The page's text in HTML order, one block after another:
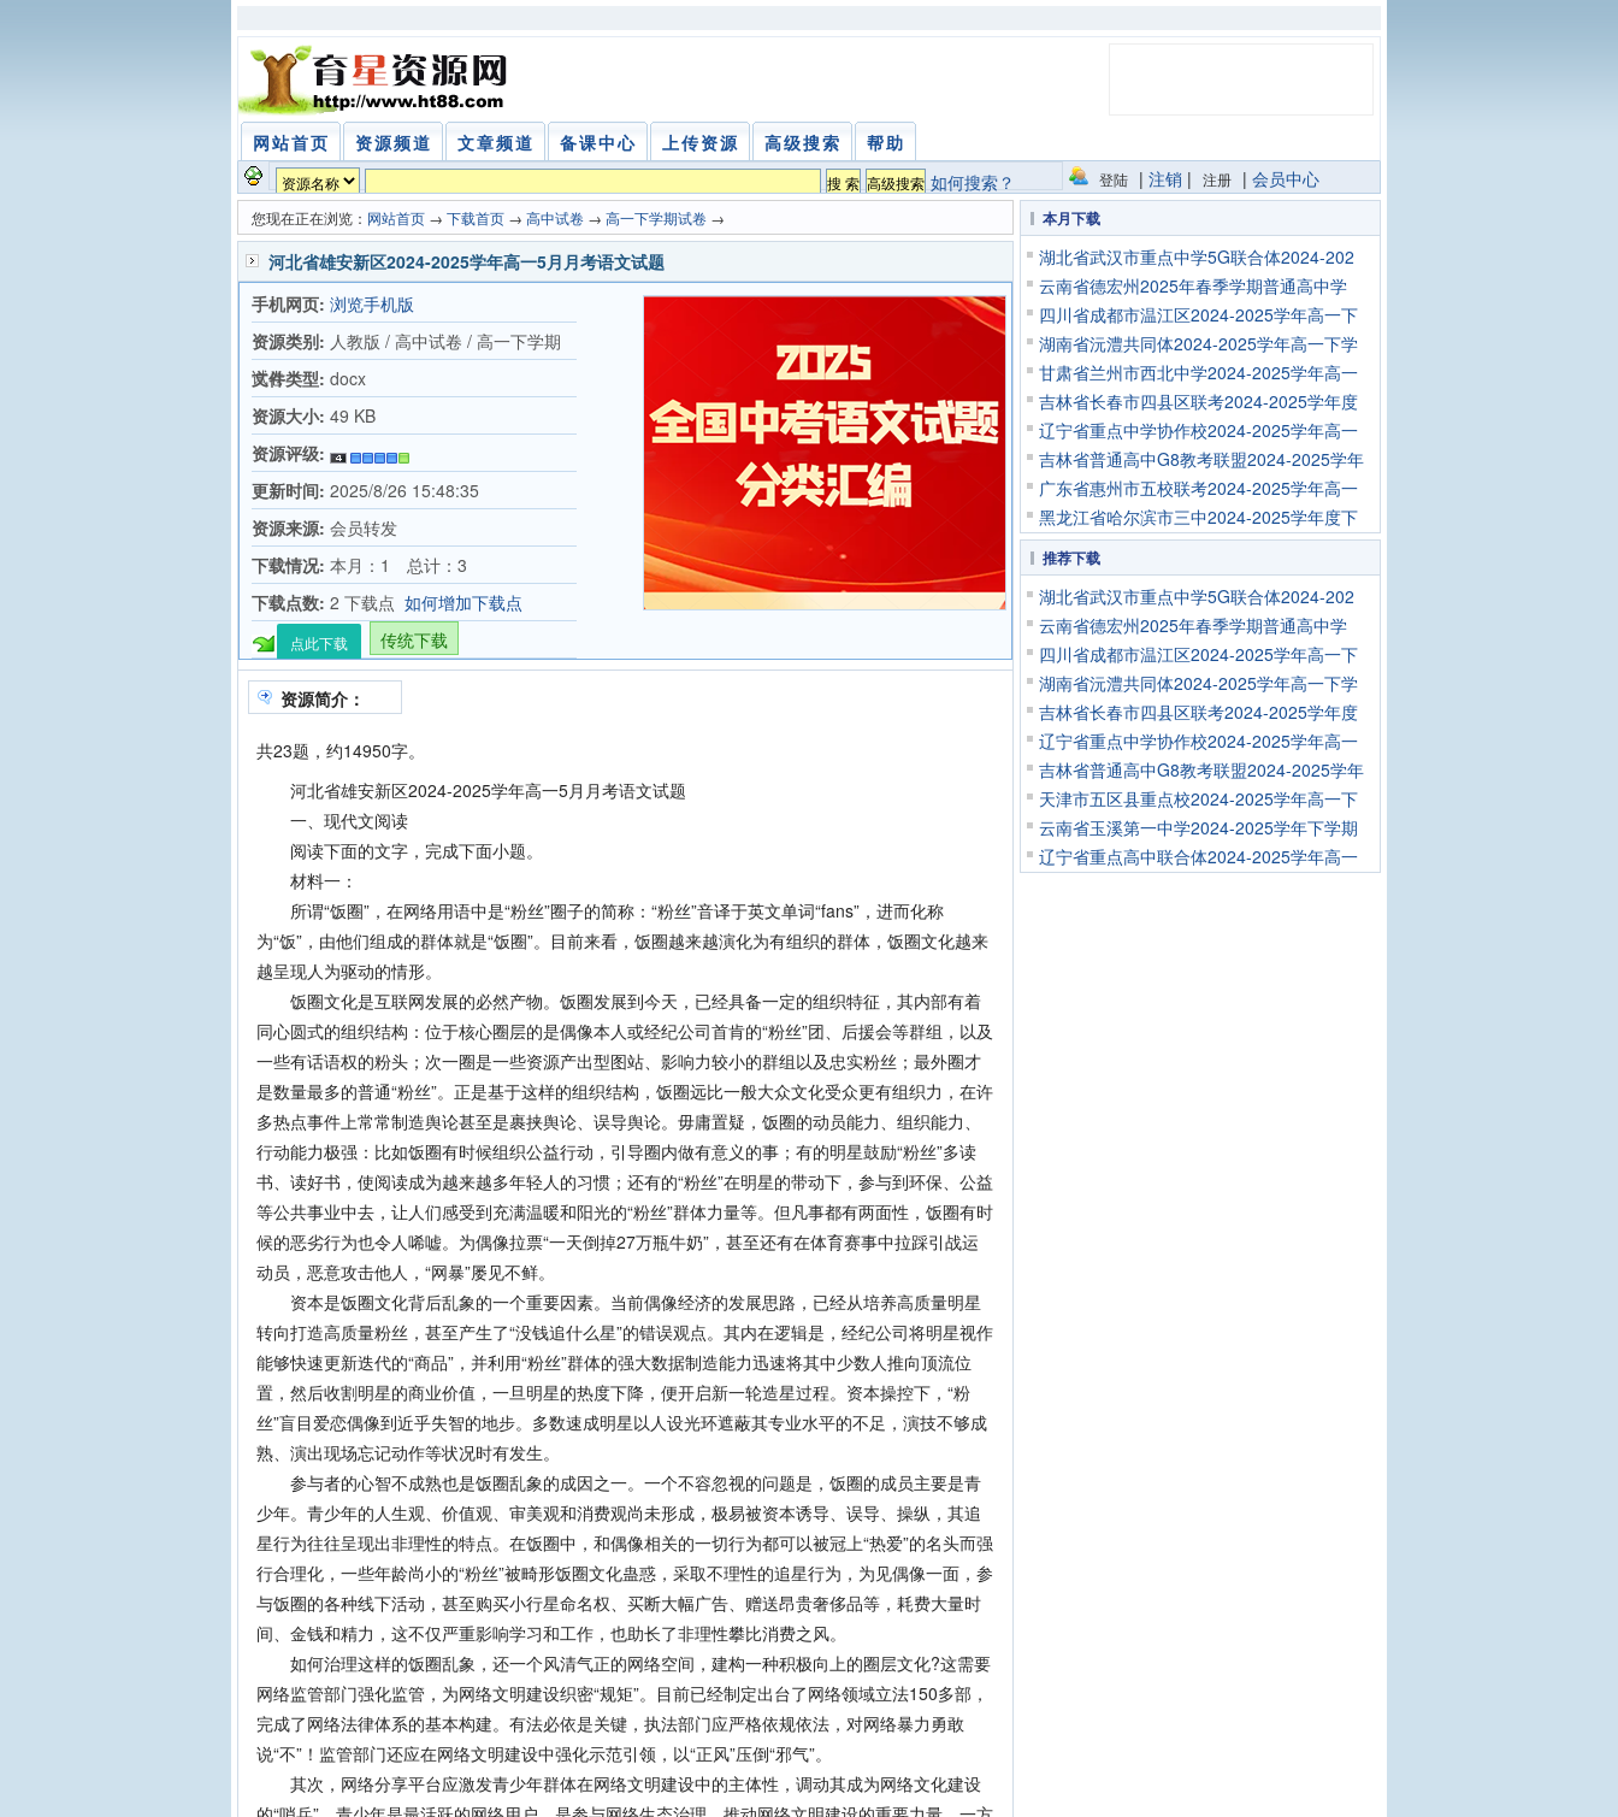
网站首页 资源频道 文章频道 备课中心 上传资源 高级搜索
帮助
如何搜索？
登陆 | 注销 | 注册 | 会员中心
您现在正在浏览： 网站首页 → 下载首页 → 高中试卷 → 高一下学期试卷 →
河北省雄安新区2024-2025学年高一5月月考语文试题
手机网页: 浏览手机版
资源类别: 人教版 / 高中试卷 / 高一下学期
试卷
文件类型: docx
资源大小: 49 KB
资源评级:
更新时间: 2025/8/26 15:48:35
资源来源: 会员转发
下载情况: 本月：1 总计：3
下载点数: 2 下载点 如何增加下载点
点此下载 传统下载
资源简介：
共23题，约14950字。
河北省雄安新区2024-2025学年高一5月月考语文试题
一、现代文阅读
阅读下面的文字，完成下面小题。
材料一：
所谓“饭圈”，在网络用语中是“粉丝”圈子的简称：“粉丝”音译于英文单词“fans”，进而化称
为“饭”，由他们组成的群体就是“饭圈”。目前来看，饭圈越来越演化为有组织的群体，饭圈文化越来
越呈现人为驱动的情形。
饭圈文化是互联网发展的必然产物。饭圈发展到今天，已经具备一定的组织特征，其内部有着
同心圆式的组织结构：位于核心圈层的是偶像本人或经纪公司首肯的“粉丝”团、后援会等群组，以及
一些有话语权的粉头；次一圈是一些资源产出型图站、影响力较小的群组以及忠实粉丝；最外圈才
是数量最多的普通“粉丝”。正是基于这样的组织结构，饭圈远比一般大众文化受众更有组织力，在许
多热点事件上常常制造舆论甚至是裹挟舆论、误导舆论。毋庸置疑，饭圈的动员能力、组织能力、
行动能力极强：比如饭圈有时候组织公益行动，引导圈内做有意义的事；有的明星鼓励“粉丝”多读
书、读好书，使阅读成为越来越多年轻人的习惯；还有的“粉丝”在明星的带动下，参与到环保、公益
等公共事业中去，让人们感受到充满温暖和阳光的“粉丝”群体力量等。但凡事都有两面性，饭圈有时
候的恶劣行为也令人唏嘘。为偶像拉票“一天倒掉27万瓶牛奶”，甚至还有在体育赛事中拉踩引战运
动员，恶意攻击他人，“网暴”屡见不鲜。
资本是饭圈文化背后乱象的一个重要因素。当前偶像经济的发展思路，已经从培养高质量明星
转向打造高质量粉丝，甚至产生了“没钱追什么星”的错误观点。其内在逻辑是，经纪公司将明星视作
能够快速更新迭代的“商品”，并利用“粉丝”群体的强大数据制造能力迅速将其中少数人推向顶流位
置，然后收割明星的商业价值，一旦明星的热度下降，便开启新一轮造星过程。资本操控下，“粉
丝”盲目爱恋偶像到近乎失智的地步。多数速成明星以人设光环遮蔽其专业水平的不足，演技不够成
熟、演出现场忘记动作等状况时有发生。
参与者的心智不成熟也是饭圈乱象的成因之一。一个不容忽视的问题是，饭圈的成员主要是青
少年。青少年的人生观、价值观、审美观和消费观尚未形成，极易被资本诱导、误导、操纵，其追
星行为往往呈现出非理性的特点。在饭圈中，和偶像相关的一切行为都可以被冠上“热爱”的名头而强
行合理化，一些年龄尚小的“粉丝”被畸形饭圈文化蛊惑，采取不理性的追星行为，为见偶像一面，参
与饭圈的各种线下活动，甚至购买小行星命名权、买断大幅广告、赠送昂贵奢侈品等，耗费大量时
间、金钱和精力，这不仅严重影响学习和工作，也助长了非理性攀比消费之风。
如何治理这样的饭圈乱象，还一个风清气正的网络空间，建构一种积极向上的圈层文化?这需要
网络监管部门强化监管，为网络文明建设织密“规矩”。目前已经制定出台了网络领域立法150多部，
完成了网络法律体系的基本构建。有法必依是关键，执法部门应严格依规依法，对网络暴力勇敢
说“不”！监管部门还应在网络文明建设中强化示范引领，以“正风”压倒“邪气”。
其次，网络分享平台应激发青少年群体在网络文明建设中的主体性，调动其成为网络文化建设
本月下载
湖北省武汉市重点中学5G联合体2024-202
云南省德宏州2025年春季学期普通高中学
四川省成都市温江区2024-2025学年高一下
湖南省沅澧共同体2024-2025学年高一下学
甘肃省兰州市西北中学2024-2025学年高一
吉林省长春市四县区联考2024-2025学年度
辽宁省重点中学协作校2024-2025学年高一
吉林省普通高中G8教考联盟2024-2025学年
广东省惠州市五校联考2024-2025学年高一
黑龙江省哈尔滨市三中2024-2025学年度下
推荐下载
湖北省武汉市重点中学5G联合体2024-202
云南省德宏州2025年春季学期普通高中学
四川省成都市温江区2024-2025学年高一下
湖南省沅澧共同体2024-2025学年高一下学
吉林省长春市四县区联考2024-2025学年度
辽宁省重点中学协作校2024-2025学年高一
吉林省普通高中G8教考联盟2024-2025学年
天津市五区县重点校2024-2025学年高一下
云南省玉溪第一中学2024-2025学年下学期
辽宁省重点高中联合体2024-2025学年高一